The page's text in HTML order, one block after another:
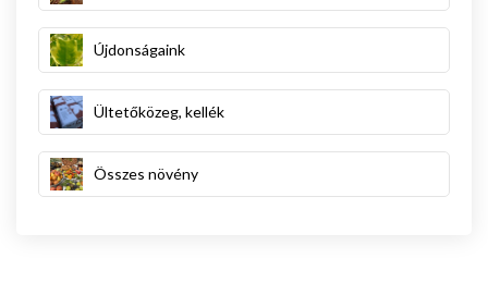
Újdonságaink
Ültetőközeg, kellék
Összes növény